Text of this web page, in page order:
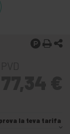
la teva tarifa